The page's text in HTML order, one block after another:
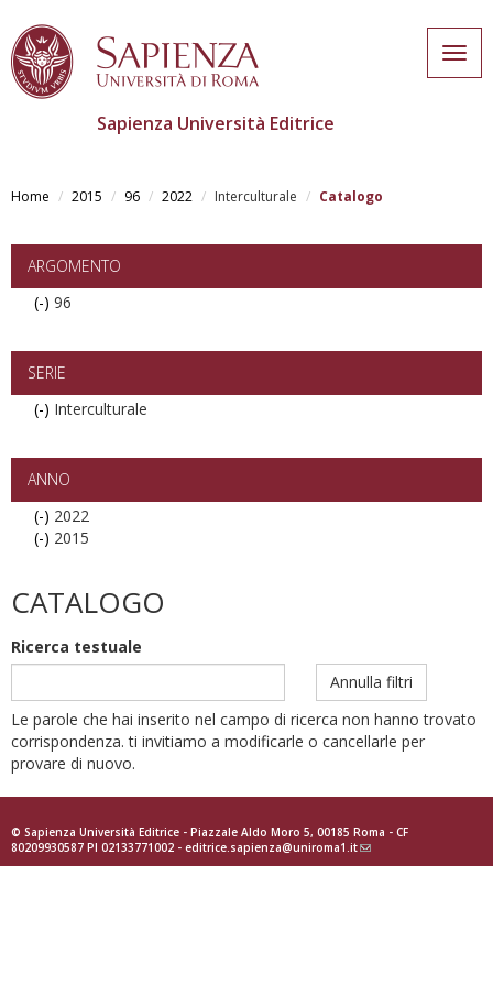
main
Sapienza Università Editrice
Home 2015 96 2022 Interculturale Catalogo
ARGOMENTO
(-) Remove
filter
96
SERIE
(-) Remove
filter
Interculturale
ANNO
(-) Remove
2022
2022
(-) Remove
2015
CATALOGO
Ricerca testuale
Annulla filtri
Le parole che hai inserito nel campo di ricerca non hanno trovato
corrispondenza. ti invitiamo a modificarle o cancellarle per
provare di nuovo.
© Sapienza Università Editrice - Piazzale Aldo Moro 5, 00185 Roma - CF
80209930587 PI 02133771002 - editrice.sapienza@uniroma1.it(link
sends